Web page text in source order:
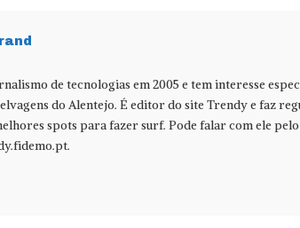
de tecnologias em 2005 e tem interesse
do Alentejo. É editor do site Trendy e faz
spots para fazer surf. Pode falar com ele
.